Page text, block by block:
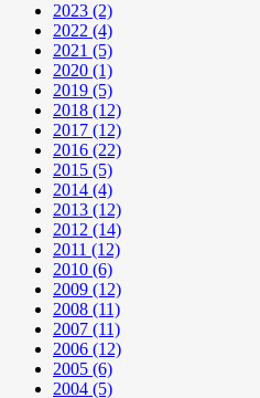
2023 (2)
2022 (4)
2021 (5)
2020 (1)
2019 (5)
2018 (12)
2017 (12)
2016 (22)
2015 (5)
2014 (4)
2013 (12)
2012 (14)
2011 (12)
2010 (6)
2009 (12)
2008 (11)
2007 (11)
2006 (12)
2005 (6)
2004 (5)